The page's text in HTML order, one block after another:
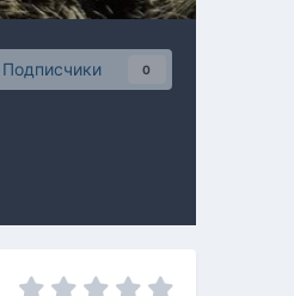
Подписчики 0